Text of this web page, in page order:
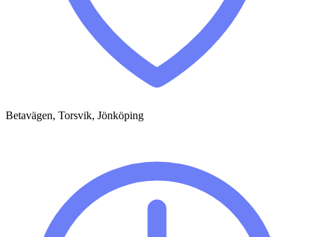
Betavägen, Torsvik, Jönköping